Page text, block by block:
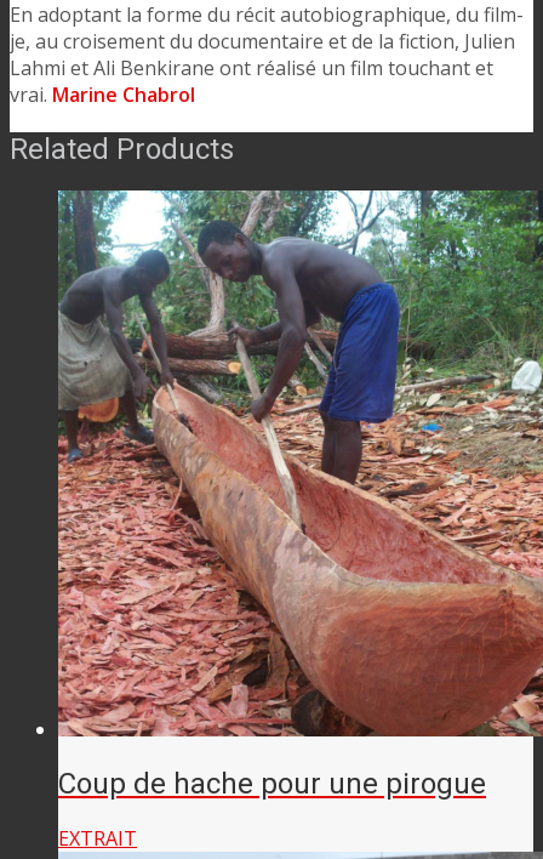
En adoptant la forme du récit autobiographique, du film-
je, au croisement du documentaire et de la fiction, Julien
Lahmi et Ali Benkirane ont réalisé un film touchant et
vrai. Marine Chabrol
Related Products
Coup de hache pour une pirogue
EXTRAIT